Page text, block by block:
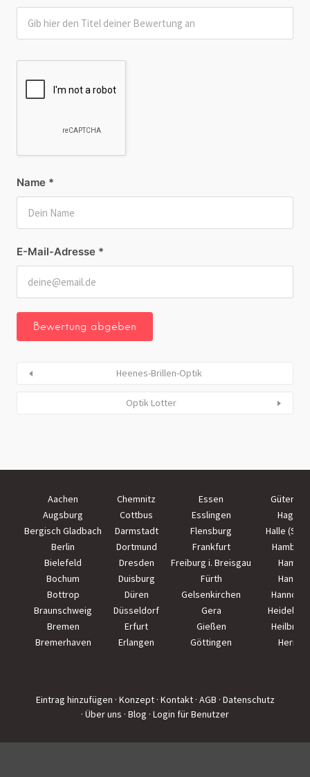
Name *
E-Mail-Adresse *
Heenes-Brillen-Optik
Optik Lotter
Aachen Chemnitz Essen
Augsburg
Cottbus Esslingen
Hagen
Bergisch Gladbach
Darmstadt Flensburg
Halle
Berlin
Dortmund Frankfurt
Hamburg
Bielefeld
Dresden Freiburg i. Breisgau
Hamm
Bochum
Duisburg Fürth
Hanau
Bottrop
Düren Gelsenkirchen
Hannover
Braunschweig
Düsseldorf Gera
Bremen
Erfurt Gießen
Heilbronn
Bremerhaven
Erlangen Göttingen Herne
Eintrag hinzufügen · Konzept · Kontakt · AGB · Datenschutz
· Über uns · Blog · Login für Benutzer